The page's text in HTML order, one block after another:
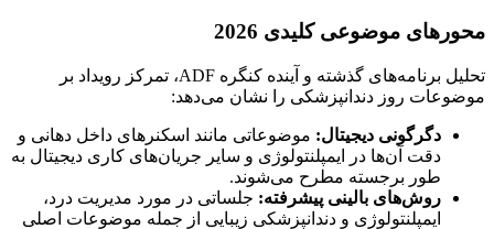
موضوعی کلیدی 2026
تحلیل برنامه‌های گذشته و آینده کنگره ADF، تمرکز رویداد بر
روز دندانپزشکی را نشان می‌دهد:
دیجیتال:موضوعاتی مانند اسکنرهای داخل دهانی و
آن‌ها در ایمپلنتولوژی و سایر جریان‌های کاری دیجیتال به
برجسته مطرح می‌شوند.
بالینی پیشرفته:جلساتی در مورد مدیریت درد،
و دندانپزشکی زیبایی از جمله موضوعات اصلی